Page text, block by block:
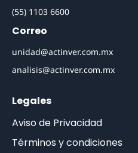
(55) 1103 6600
Correo
unidad@actinver.com.mx
analisis@actinver.com.mx
Legales
Aviso de Privacidad
Términos y condiciones